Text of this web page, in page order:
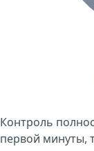
Контроль
первой минуты,